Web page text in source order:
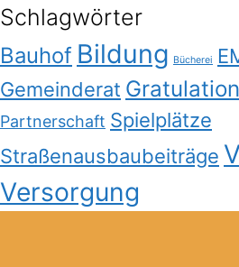
Schlagwörter
Bauhof Bildung Bücherei
Gemeinderat Gratulation
Partnerschaft Spielplätze
Straßenausbaubeiträge
Versorgung